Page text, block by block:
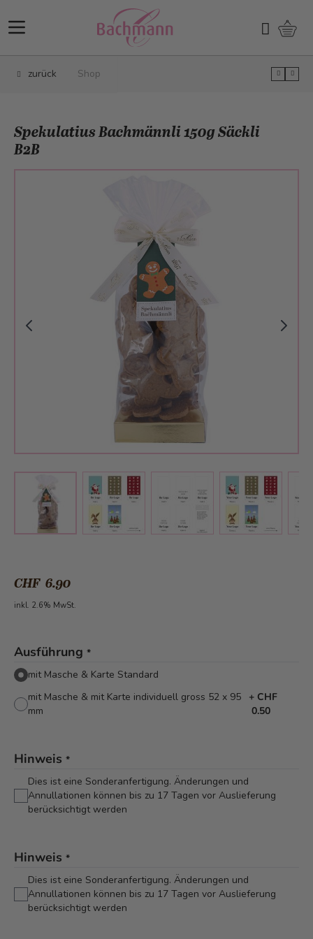
Suchen
zurück Shop
Spekulatius Bachmännli 150g Säckli
B2B
View larger imageView larger imageView larger imageView larger
CHF 6.90
inkl. 2.6% MwSt.
Ausführung *
mit Masche & Karte Standard
mit Masche & mit Karte individuell gross 52 x 95
mm
+ CHF
0.50
Hinweis *
Dies ist eine Sonderanfertigung. Änderungen und
Annullationen können bis zu 17 Tagen vor Auslieferung
berücksichtigt werden
Hinweis *
Dies ist eine Sonderanfertigung. Änderungen und
Annullationen können bis zu 17 Tagen vor Auslieferung
berücksichtigt werden